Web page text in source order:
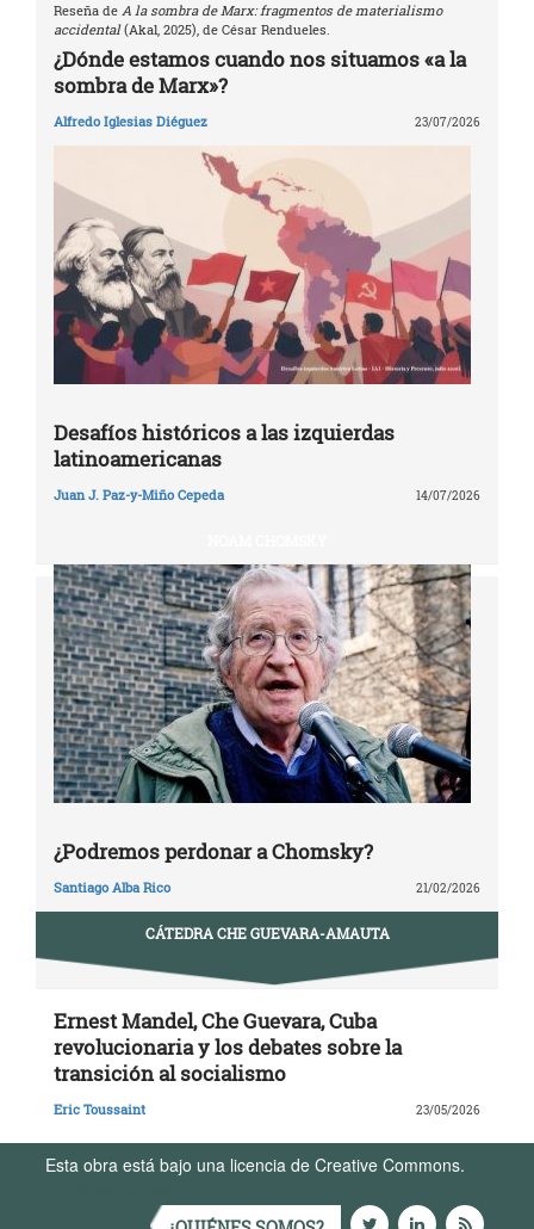
Reseña de A la sombra de Marx: fragmentos de materialismo
accidental(Akal, 2025), de César Rendueles.
¿Dónde estamos cuando nos situamos «a la
sombra de Marx»?
Alfredo Iglesias Diéguez 23/07/2026
Desafíos históricos a las izquierdas
latinoamericanas
Juan J. Paz-y-Miño Cepeda 14/07/2026
¿Podremos perdonar a Chomsky?
Santiago Alba Rico 21/02/2026
CÁTEDRA CHE GUEVARA-AMAUTA
Ernest Mandel, Che Guevara, Cuba
revolucionaria y los debates sobre la
transición al socialismo
Eric Toussaint 23/05/2026
Esta obra está bajo una licencia de Creative Commons.